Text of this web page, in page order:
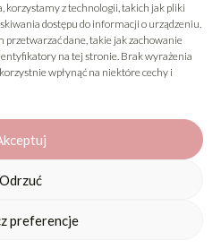
korzystamy z technologii, takich jak pliki
dostępu do informacji o urządzeniu.
przetwarzać dane, takie jak zachowanie
na tej stronie. Brak wyrażenia
wpłynąć na niektóre cechy i
Odrzuć
preferencje
klienta
przy użyciu narzędzi
inteligencji (AI).